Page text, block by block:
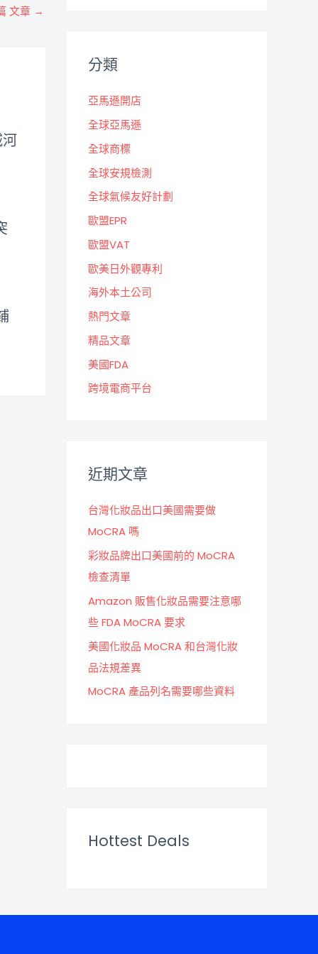
文章 →
分類
亞馬遜開店
全球亞馬遜
全球商標
全球安規檢測
全球氣候友好計劃
歐盟EPR
歐盟VAT
歐美日外觀專利
海外本土公司
熱門文章
精品文章
美國FDA
跨境電商平台
近期文章
台灣化妝品出口美國需要做
MoCRA 嗎
彩妝品牌出口美國前的 MoCRA
檢查清單
Amazon 販售化妝品需要注意哪
些 FDA MoCRA 要求
美國化妝品 MoCRA 和台灣化妝
品法規差異
MoCRA 產品列名需要哪些資料
Hottest Deals